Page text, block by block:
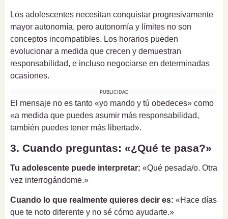
Los adolescentes necesitan conquistar progresivamente
mayor autonomía, pero autonomía y límites no son
conceptos incompatibles. Los horarios pueden
evolucionar a medida que crecen y demuestran
responsabilidad, e incluso negociarse en determinadas
ocasiones.
PUBLICIDAD
El mensaje no es tanto «yo mando y tú obedeces» como
«a medida que puedes asumir más responsabilidad,
también puedes tener más libertad».
3. Cuando preguntas: «¿Qué te pasa?»
Tu adolescente puede interpretar: «Qué pesada/o. Otra
vez interrogándome.»
Cuando lo que realmente quieres decir es: «Hace días
que te noto diferente y no sé cómo ayudarte.»